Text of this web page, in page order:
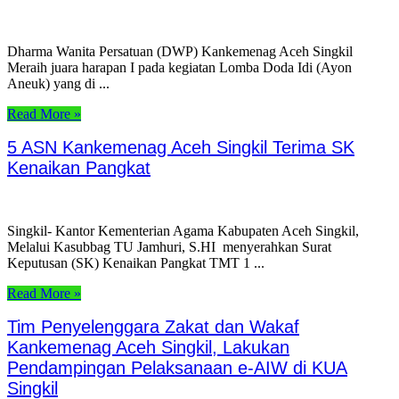
Dharma Wanita Persatuan (DWP) Kankemenag Aceh Singkil
Meraih juara harapan I pada kegiatan Lomba Doda Idi (Ayon
Aneuk) yang di ...
Read More »
5 ASN Kankemenag Aceh Singkil Terima SK
Kenaikan Pangkat
Singkil- Kantor Kementerian Agama Kabupaten Aceh Singkil,
Melalui Kasubbag TU Jamhuri, S.HI menyerahkan Surat
Keputusan (SK) Kenaikan Pangkat TMT 1 ...
Read More »
Tim Penyelenggara Zakat dan Wakaf
Kankemenag Aceh Singkil, Lakukan
Pendampingan Pelaksanaan e-AIW di KUA
Singkil